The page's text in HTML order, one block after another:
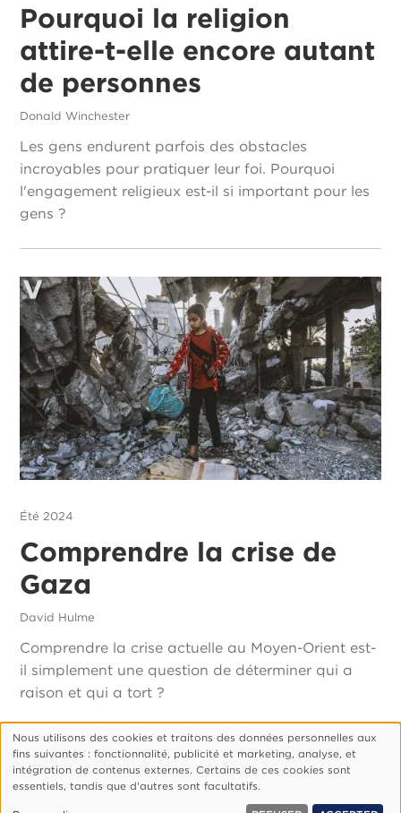
Pourquoi la religion
attire-t-elle encore autant
de personnes
Donald Winchester
Les gens endurent parfois des obstacles
incroyables pour pratiquer leur foi. Pourquoi
l'engagement religieux est-il si important pour les
gens ?
Été 2024
Comprendre la crise de
Gaza
David Hulme
Comprendre la crise actuelle au Moyen-Orient est-
il simplement une question de déterminer qui a
raison et qui a tort ?
Footer
Qui Sommes-Nous ?
Politique De Confidentialité
Gérer Les Cookies
© 1999, 2026 Vision.org. Tous droits réservés.
Utilisation
des
données
personnelles
Nous utilisons des cookies et traitons des données personnelles aux
fins suivantes : fonctionnalité, publicité et marketing, analyse, et
intégration de contenus externes. Certains de ces cookies sont
essentiels, tandis que d'autres sont facultatifs.